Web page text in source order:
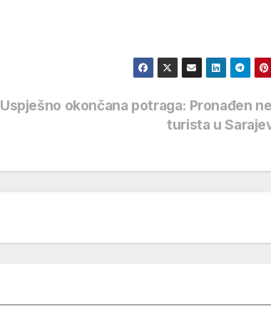
Uspješno okončana potraga: Pronađen
turista u